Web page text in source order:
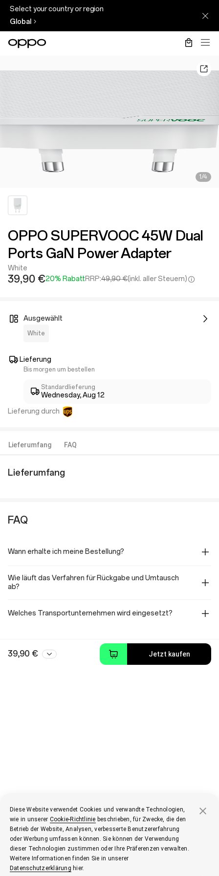
Select your country or region
Global
1/4
OPPO SUPERVOOC 45W Dual
Ports GaN Power Adapter
White
39,90 €20% RabattRRP:49,90 €(inkl. aller Steuern)
Ausgewählt
White
Lieferung
Bis morgen um bestellen
Standardlieferung
Wednesday, Aug 12
Lieferung durch
Lieferumfang FAQ
Lieferumfang
FAQ
Wann erhalte ich meine Bestellung?
Wie läuft das Verfahren für Rückgabe und Umtausch
ab?
Welches Transportunternehmen wird eingesetzt?
39,90 € Jetzt kaufen
Diese Website verwendet Cookies und verwandte Technologien,
wie in unserer Cookie-Richtlinie beschrieben, für Zwecke, die den
Betrieb der Website, Analysen, verbesserte Benutzererfahrung
oder Werbung umfassen können. Sie können der Verwendung
dieser Technologien zustimmen oder Ihre Präferenzen verwalten.
Weitere Informationen finden Sie in unserer
Datenschutzerklärung hier.